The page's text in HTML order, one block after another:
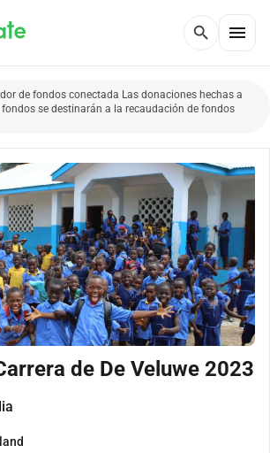
search menu
de fondos conectada Las donaciones hechas a
se destinarán a la recaudación de fondos
de De Veluwe 2023